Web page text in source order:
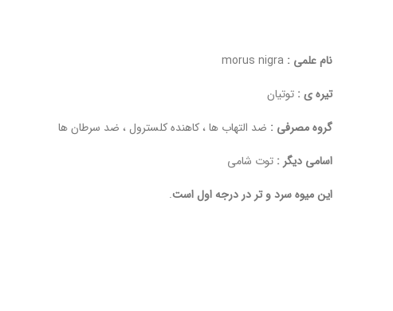
نام علمی :
تیره ی : توتیان
گروه مصرفی : ضد التهاب ها ، کاهنده کلسترول ، ضد سرطان ها
اسامی دیگر : توت شامی
این میوه سرد و تر در درجه اول است.